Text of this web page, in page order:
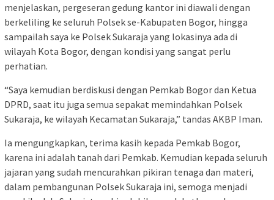
menjelaskan, pergeseran gedung kantor ini diawali dengan
berkeliling ke seluruh Polsek se-Kabupaten Bogor, hingga
sampailah saya ke Polsek Sukaraja yang lokasinya ada di
wilayah Kota Bogor, dengan kondisi yang sangat perlu
perhatian.
“Saya kemudian berdiskusi dengan Pemkab Bogor dan Ketua
DPRD, saat itu juga semua sepakat memindahkan Polsek
Sukaraja, ke wilayah Kecamatan Sukaraja,” tandas AKBP Iman.
Ia mengungkapkan, terima kasih kepada Pemkab Bogor,
karena ini adalah tanah dari Pemkab. Kemudian kepada seluruh
jajaran yang sudah mencurahkan pikiran tenaga dan materi,
dalam pembangunan Polsek Sukaraja ini, semoga menjadi